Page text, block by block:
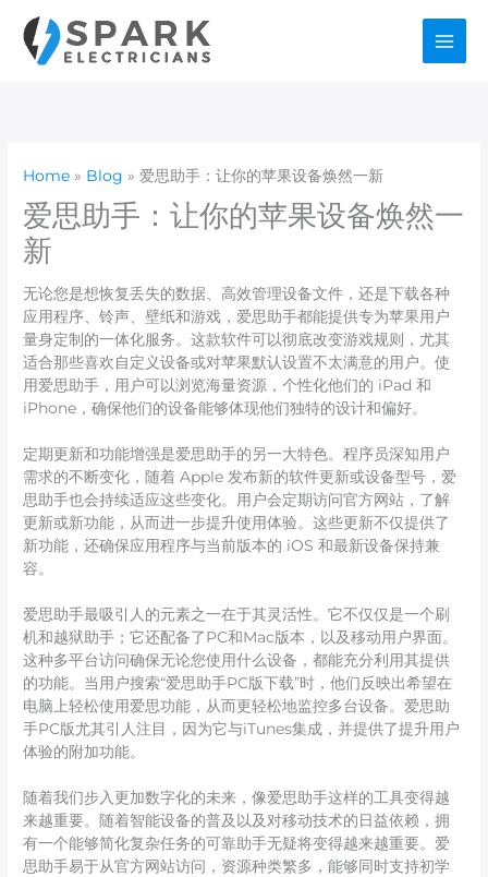
content
Home Blog 爱思助手：让你的苹果设备焕然一新
爱思助手：让你的苹果设备焕然一
新
无论您是想恢复丢失的数据、高效管理设备文件，还是下载各种
应用程序、铃声、壁纸和游戏，爱思助手都能提供专为苹果用户
量身定制的一体化服务。这款软件可以彻底改变游戏规则，尤其
适合那些喜欢自定义设备或对苹果默认设置不太满意的用户。使
用爱思助手，用户可以浏览海量资源，个性化他们的 iPad 和
iPhone，确保他们的设备能够体现他们独特的设计和偏好。
定期更新和功能增强是爱思助手的另一大特色。程序员深知用户
需求的不断变化，随着 Apple 发布新的软件更新或设备型号，爱
思助手也会持续适应这些变化。用户会定期访问官方网站，了解
更新或新功能，从而进一步提升使用体验。这些更新不仅提供了
新功能，还确保应用程序与当前版本的 iOS 和最新设备保持兼
容。
爱思助手最吸引人的元素之一在于其灵活性。它不仅仅是一个刷
机和越狱助手；它还配备了PC和Mac版本，以及移动用户界面。
这种多平台访问确保无论您使用什么设备，都能充分利用其提供
的功能。当用户搜索“爱思助手PC版下载”时，他们反映出希望在
电脑上轻松使用爱思功能，从而更轻松地监控多台设备。爱思助
手PC版尤其引人注目，因为它与iTunes集成，并提供了提升用户
体验的附加功能。
随着我们步入更加数字化的未来，像爱思助手这样的工具变得越
来越重要。随着智能设备的普及以及对移动技术的日益依赖，拥
有一个能够简化复杂任务的可靠助手无疑将变得越来越重要。爱
思助手易于从官方网站访问，资源种类繁多，能够同时支持初学